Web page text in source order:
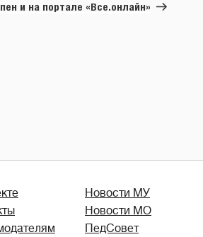
и на портале «Все.онлайн»
Новости МУ
Новости МО
ПедСовет